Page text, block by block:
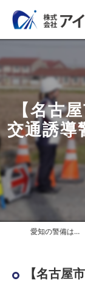
【名古
交通誘導
愛知の警備は株式会社アイアール
【名古屋